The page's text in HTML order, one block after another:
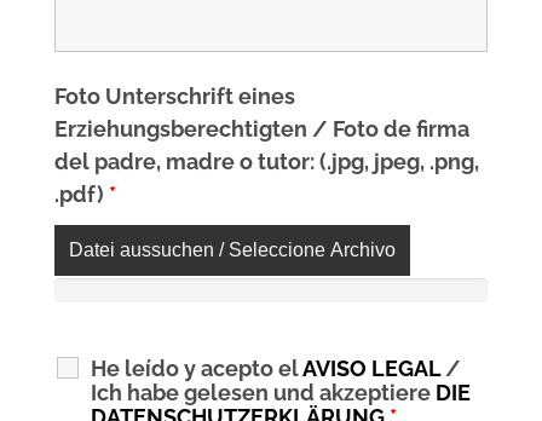
Foto Unterschrift eines
Erziehungsberechtigten / Foto de firma
del padre, madre o tutor: (.jpg, jpeg, .png,
.pdf) *
Datei aussuchen / Seleccione Archivo
He leído y acepto elAVISO LEGAL/
Ich habe gelesen und akzeptiere DIE